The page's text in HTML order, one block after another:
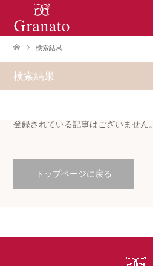
検索結果
検索結果
登録されている記事はございません。
トップページに戻る